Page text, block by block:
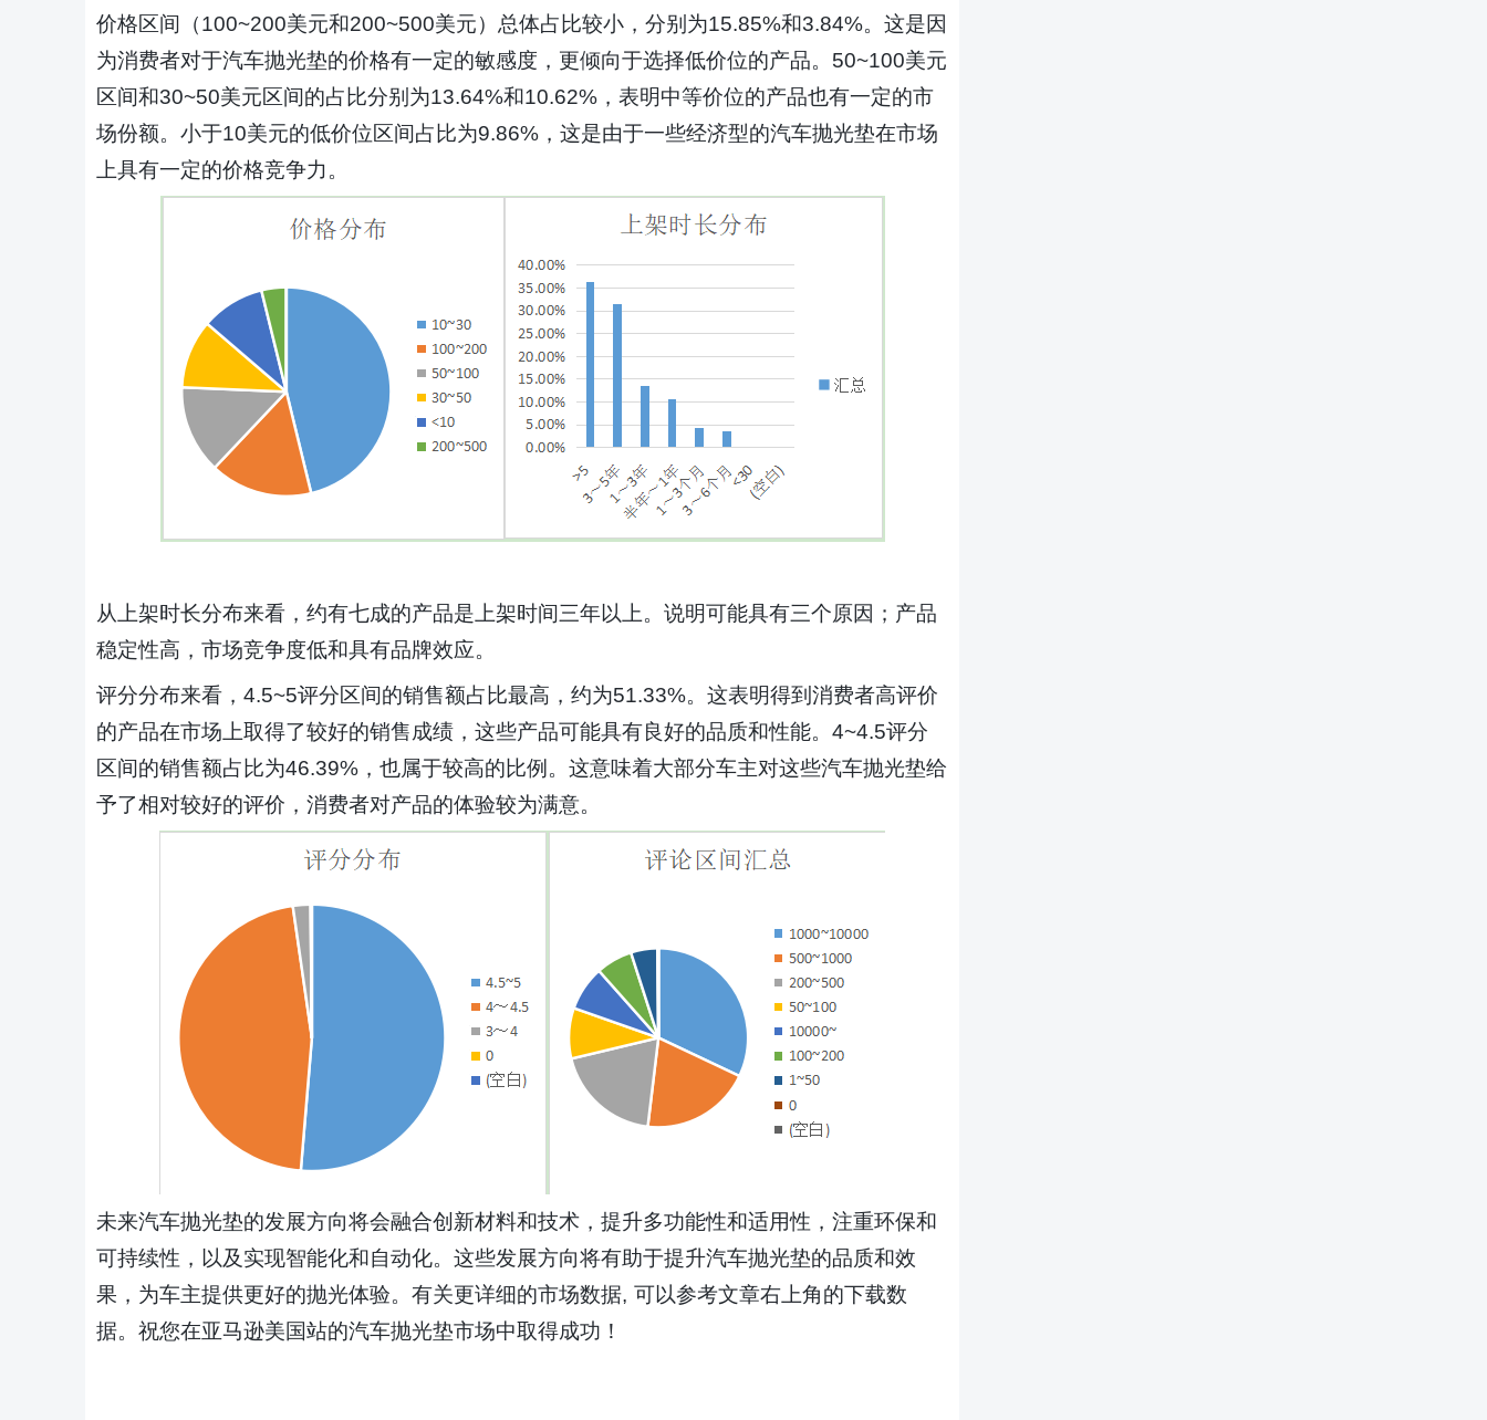
价格区间（100~200美元和200~500美元）总体占比较小，分别为15.85%和3.84%。这是因
为消费者对于汽车抛光垫的价格有一定的敏感度，更倾向于选择低价位的产品。50~100美元
区间和30~50美元区间的占比分别为13.64%和10.62%，表明中等价位的产品也有一定的市
场份额。小于10美元的低价位区间占比为9.86%，这是由于一些经济型的汽车抛光垫在市场
上具有一定的价格竞争力。
从上架时长分布来看，约有七成的产品是上架时间三年以上。说明可能具有三个原因；产品
稳定性高，市场竞争度低和具有品牌效应。
评分分布来看， 4.5~5评分区间的销售额占比最高，约为51.33%。这表明得到消费者高评价
的产品在市场上取得了较好的销售成绩，这些产品可能具有良好的品质和性能。 4~4.5评分
区间的销售额占比为46.39%，也属于较高的比例。这意味着大部分车主对这些汽车抛光垫给
予了相对较好的评价，消费者对产品的体验较为满意。
未来汽车抛光垫的发展方向将会融合创新材料和技术，提升多功能性和适用性，注重环保和
可持续性，以及实现智能化和自动化。这些发展方向将有助于提升汽车抛光垫的品质和效
果，为车主提供更好的抛光体验。 有关更详细的市场数据, 可以参考文章右上角的下载数
据。祝您在亚马逊美国站的汽车抛光垫市场中取得成功！